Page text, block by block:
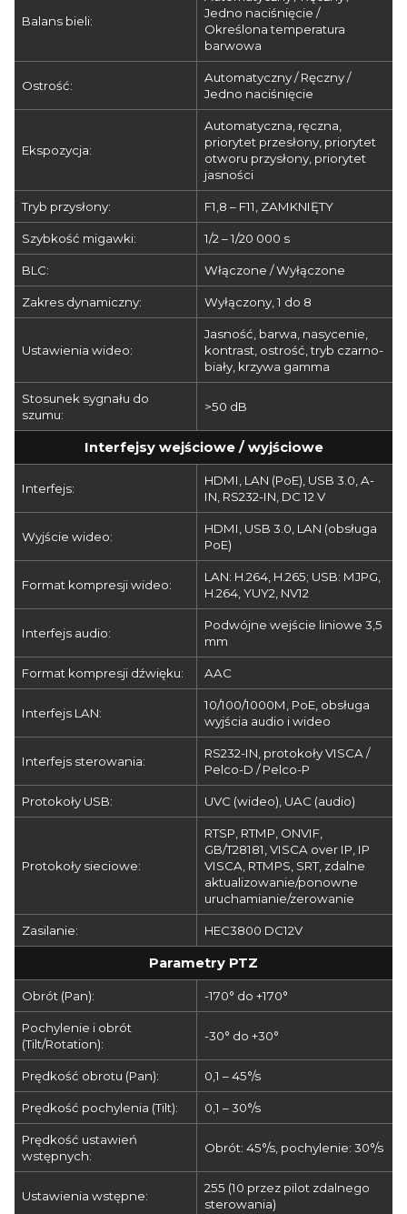
Balans bieli:
Jedno naciśnięcie /
Określona temperatura
barwowa
Ostrość:
Automatyczny / Ręczny /
Jedno naciśnięcie
Ekspozycja:
Automatyczna, ręczna,
priorytet przesłony, priorytet
otworu przysłony, priorytet
jasności
Tryb przysłony: F1,8 – F11, ZAMKNIĘTY
Szybkość migawki: 1/2 – 1/20 000 s
BLC: Włączone / Wyłączone
Zakres dynamiczny: Wyłączony, 1 do 8
Ustawienia wideo:
Jasność, barwa, nasycenie,
kontrast, ostrość, tryb czarno-
biały, krzywa gamma
Stosunek sygnału do
szumu:
>50 dB
Interfejsy wejściowe / wyjściowe
Interfejs:
HDMI, LAN (PoE), USB 3.0, A-
IN, RS232-IN, DC 12 V
Wyjście wideo:
HDMI, USB 3.0, LAN (obsługa
PoE)
Format kompresji wideo:
LAN: H.264, H.265; USB: MJPG,
H.264, YUY2, NV12
Interfejs audio:
Podwójne wejście liniowe 3,5
mm
Format kompresji dźwięku: AAC
Interfejs LAN:
10/100/1000M, PoE, obsługa
wyjścia audio i wideo
Interfejs sterowania:
RS232-IN, protokoły VISCA /
Pelco-D / Pelco-P
Protokoły USB: UVC (wideo), UAC (audio)
Protokoły sieciowe:
RTSP, RTMP, ONVIF,
GB/T28181, VISCA over IP, IP
VISCA, RTMPS, SRT, zdalne
aktualizowanie/ponowne
uruchamianie/zerowanie
Zasilanie: HEC3800 DC12V
Parametry PTZ
Obrót (Pan): -170° do +170°
Pochylenie i obrót
(Tilt/Rotation):
-30° do +30°
Prędkość obrotu (Pan): 0,1 – 45°/s
Prędkość pochylenia (Tilt): 0,1 – 30°/s
Prędkość ustawień
wstępnych:
Obrót: 45°/s, pochylenie: 30°/s
Ustawienia wstępne:
255 (10 przez pilot zdalnego
sterowania)